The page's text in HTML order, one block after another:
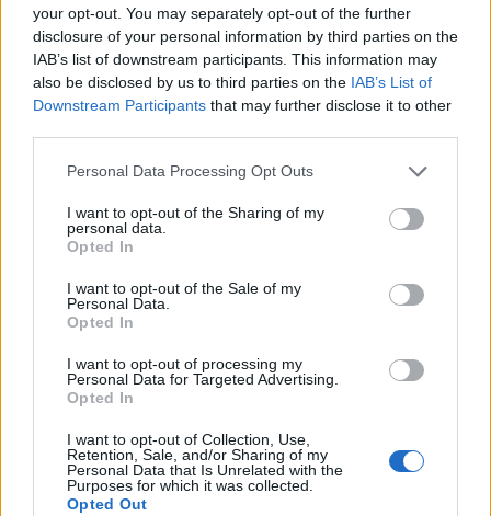
your opt-out. You may separately opt-out of the further
disclosure of your personal information by third parties on the
IAB’s list of downstream participants. This information may
also be disclosed by us to third parties on the IAB’s List of
Downstream Participants that may further disclose it to other
Personal Data Processing Opt Outs
I want to opt-out of the Sharing of my
personal data.
Opted In
I want to opt-out of the Sale of my
Personal Data.
Opted In
I want to opt-out of processing my
Personal Data for Targeted Advertising.
Opted In
I want to opt-out of Collection, Use,
Retention, Sale, and/or Sharing of my
Personal Data that Is Unrelated with the
Purposes for which it was collected.
Opted Out
A hétvégi felszusszanás után
hétfőtől ismét visszatér a kánikula